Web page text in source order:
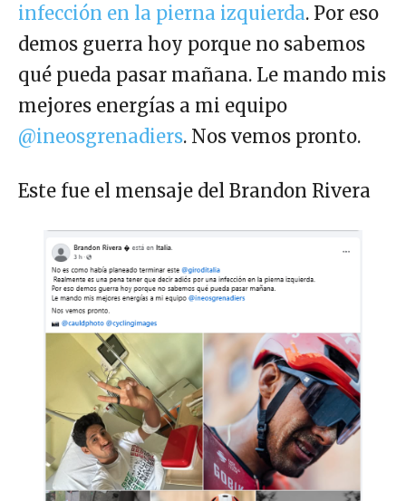
infección en la pierna izquierda. Por eso
demos guerra hoy porque no sabemos
qué pueda pasar mañana. Le mando mis
mejores energías a mi equipo
@ineosgrenadiers. Nos vemos pronto.
Este fue el mensaje del Brandon Rivera